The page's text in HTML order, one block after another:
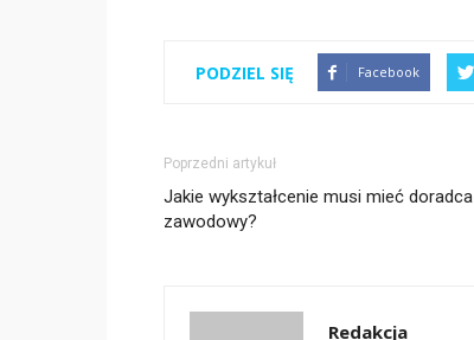
PODZIEL SIĘ Facebook
Poprzedni artykuł
Jakie wykształcenie musi mieć doradca
zawodowy?
Redakcja